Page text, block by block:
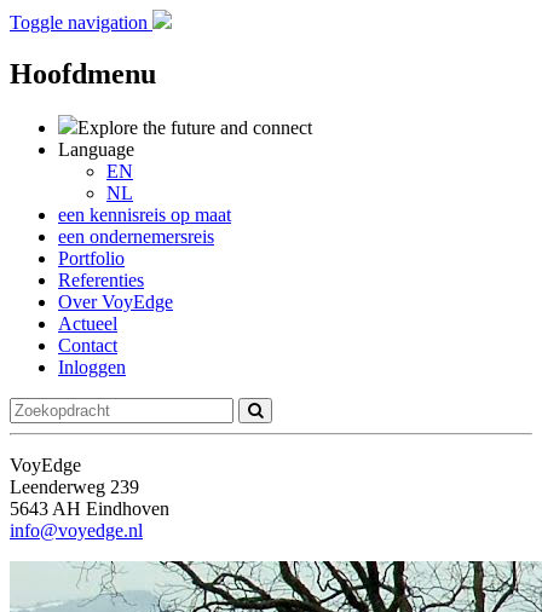
Toggle navigation
Hoofdmenu
Explore the future and connect
Language
EN
NL
een kennisreis op maat
een ondernemersreis
Portfolio
Referenties
Over VoyEdge
Actueel
Contact
Inloggen
VoyEdge
Leenderweg 239
5643 AH Eindhoven
info@voyedge.nl